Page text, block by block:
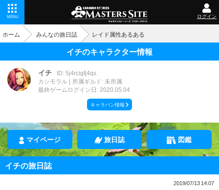
MENU ログイン
ホーム みんなの旅日誌 レイド属性あるある
イチのキャラクター情報
イチ
ID: 5j4rcigfj4qs
カシモラル
所属ギルド: 未所属
最終ゲームログイン日: 2020.05.04
キャラバン情報
マイページ 旅日誌 図鑑
イチの旅日誌
2019/07/13 14:07